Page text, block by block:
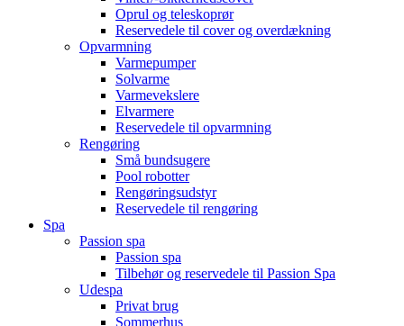
Oprul og teleskoprør
Reservedele til cover og overdækning
Opvarmning
Varmepumper
Solvarme
Varmevekslere
Elvarmere
Reservedele til opvarmning
Rengøring
Små bundsugere
Pool robotter
Rengøringsudstyr
Reservedele til rengøring
Spa
Passion spa
Passion spa
Tilbehør og reservedele til Passion Spa
Udespa
Privat brug
Sommerhus